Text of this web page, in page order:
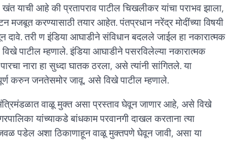
याची आहे की प्रतापराव पाटील चिखलीकर यांचा पराभव झाला,
मजबूत करण्यासाठी तयार आहेत. पंतप्रधान नरेंद्र मोदींच्या विषयी
तरी ण इंडिया आघाडीने संविधान बदलले जाईल हा नकारात्मक
पाटील म्हणाले. इंडिया आघाडीने पसरविलेल्या नकारात्मक
नारा हा सुध्दा घातक ठरला, असे त्यांनी सांगितले. या
करुन जनतेसमोर जावू, असे विखे पाटील म्हणाले.
मंत्रिमंडळात वाळू मुक्त असा प्रस्ताव घेवून जाणार आहे, असे विखे
यांच्याकडे बांधकाम परवानगी दाखल करताना त्या
पडेल अशा ठिकाणाहून वाळू मुक्तपणे घेवून जावी, असा या